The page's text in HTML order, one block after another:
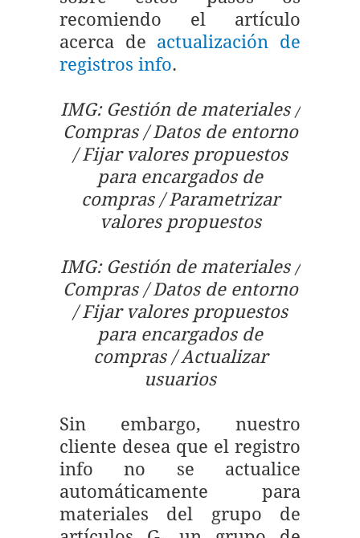
recomiendo el artículo
acerca de actualización de
registros info.
IMG: Gestión de materiales /
Compras / Datos de entorno
/ Fijar valores propuestos
para encargados de
compras / Parametrizar
valores propuestos
IMG: Gestión de materiales /
Compras / Datos de entorno
/ Fijar valores propuestos
para encargados de
compras / Actualizar
usuarios
Sin embargo, nuestro
cliente desea que el registro
info no se actualice
automáticamente para
materiales del grupo de